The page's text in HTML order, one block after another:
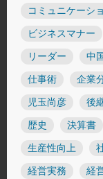
コミュニケーシ
ビジネスマナー
リーダー 中
仕事術 企業
児玉尚彦 後
歴史 決算書
生産性向上
経営実務 経